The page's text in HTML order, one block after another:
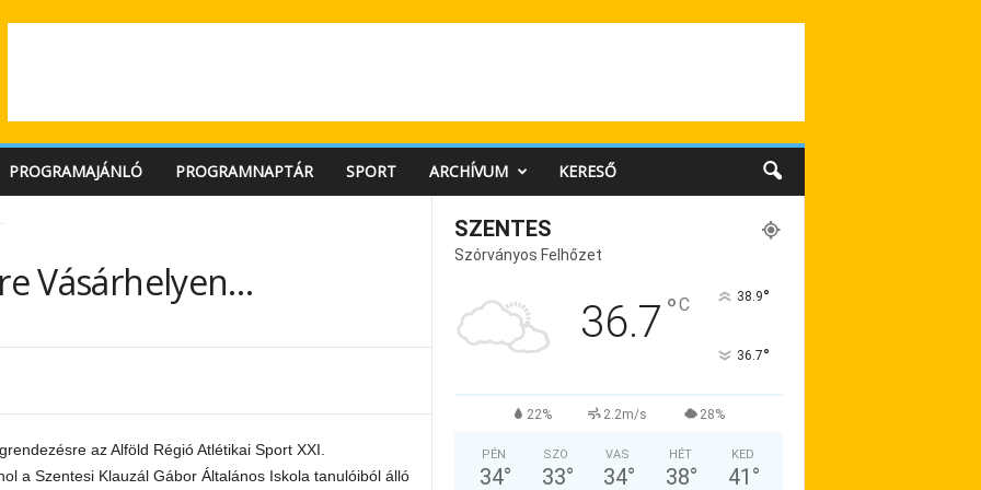
PROGRAMAJÁNLÓ PROGRAMNAPTÁR SPORT ARCHÍVUM KERESŐ
Vásárhelyen…
az Alföld Régió Atlétikai Sport XXI.
a Szentesi Klauzál Gábor Általános Iskola tanulóiból álló
SZENTES
Szórványos Felhőzet
36.7 °C 38.9°
36.7°
22% 2.2m/s 28%
PÉN
34°
SZO
33°
VAS
34°
HÉT
38°
KED
41 °